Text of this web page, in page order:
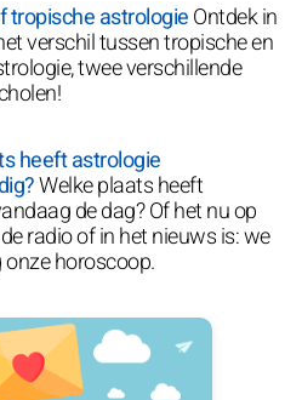
tropische astrologieOntdek in
verschil tussen tropische en
twee verschillende
heeft astrologie
Welke plaats heeft
de dag? Of het nu op
radio of in het nieuws is: we
horoscoop.